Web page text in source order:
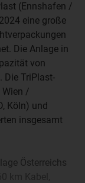
(Ennshafen /
eine große
Die Anlage in
von
Die TriPlast-
Wien /
Köln) und
insgesamt
Österreichs
km Kabel,